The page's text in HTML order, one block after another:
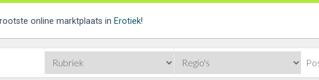
online marktplaats in Erotiek!